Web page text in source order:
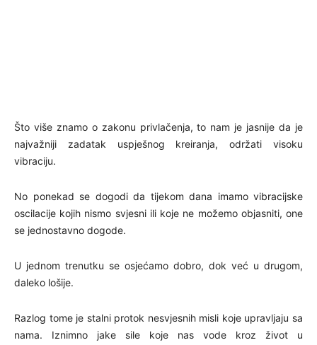
Što više znamo o zakonu privlačenja, to nam je jasnije da je
najvažniji zadatak uspješnog kreiranja, održati visoku
vibraciju.
No ponekad se dogodi da tijekom dana imamo vibracijske
oscilacije kojih nismo svjesni ili koje ne možemo objasniti, one
se jednostavno dogode.
U jednom trenutku se osjećamo dobro, dok već u drugom,
daleko lošije.
Razlog tome je stalni protok nesvjesnih misli koje upravljaju sa
nama. Iznimno jake sile koje nas vode kroz život u